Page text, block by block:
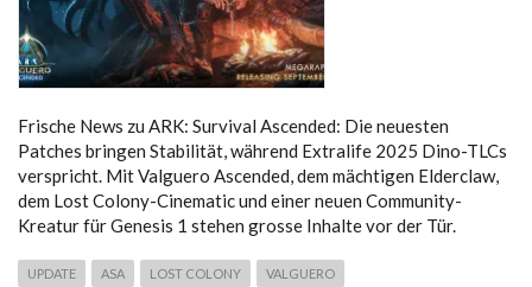
Frische News zu ARK: Survival Ascended: Die neuesten
Patches bringen Stabilität, während Extralife 2025 Dino-TLCs
verspricht. Mit Valguero Ascended, dem mächtigen Elderclaw,
dem Lost Colony-Cinematic und einer neuen Community-
Kreatur für Genesis 1 stehen grosse Inhalte vor der Tür.
UPDATE ASA LOST COLONY VALGUERO